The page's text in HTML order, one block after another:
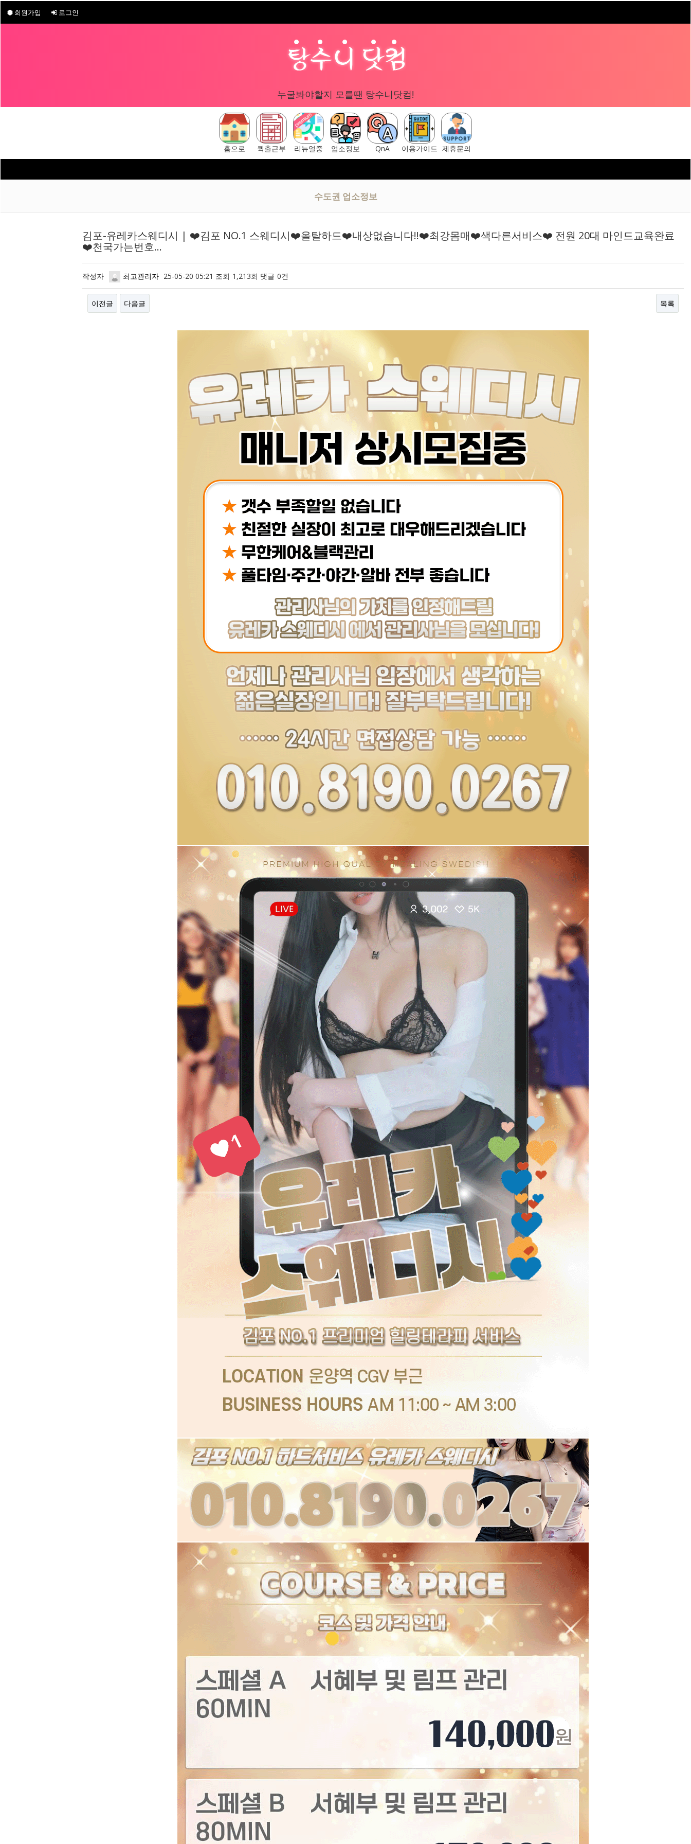
회원가입 로그인
누굴봐야할지 모를땐 탕수니닷컴!
홈으로 퀵출근부 리뉴얼중 업소정보 QnA 이용가이드 제휴문의
수도권 업소정보
김포-유레카스웨디시 | ❤️김포 NO.1 스웨디시❤️올탈하드❤️내상없습니다!!❤️최강몸매❤️색다른서비스❤️ 전원 20대 마인드교육완료
❤️천국가는번호…
작성자 최고관리자 25-05-20 05:21 조회 1,213회 댓글 0건
이전글 다음글 목록